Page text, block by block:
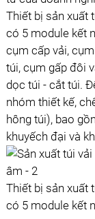
Thiết bị sản xuất
có 5 module kết
cụm cấp vải,
túi, cụm gấp đôi
dọc túi - cắt túi.
nhóm thiết kế,
hông túi), bao
khuyếch đại và
Thiết bị sản xuất
có 5 module kết